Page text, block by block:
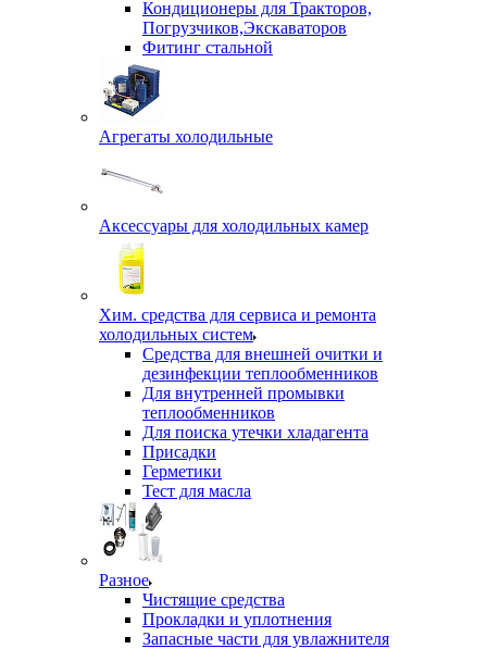
Кондиционеры для Тракторов,
Погрузчиков,Экскаваторов
Фитинг стальной
Агрегаты холодильные
Аксессуары для холодильных камер
Хим. средства для сервиса и ремонта
холодильных систем
Средства для внешней очитки и
дезинфекции теплообменников
Для внутренней промывки
теплообменников
Для поиска утечки хладагента
Присадки
Герметики
Тест для масла
Разное
Чистящие средства
Прокладки и уплотнения
Запасные части для увлажнителя